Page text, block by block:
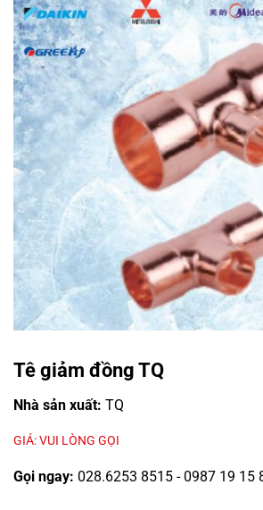
Tê giảm đồng TQ
Nhà sản xuất: TQ
GIÁ: VUI LÒNG GỌI
Gọi ngay: 028.6253 8515 - 0987 19 15